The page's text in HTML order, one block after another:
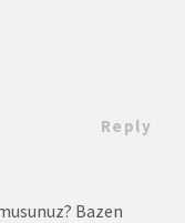
Reply
Bazen